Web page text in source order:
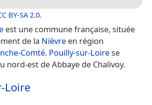
BY-SA 2.0.
est une commune française, située
de la Nièvre en région
Comté. Pouilly-sur-Loirese
nord-est de Abbaye de Chalivoy.
Loire